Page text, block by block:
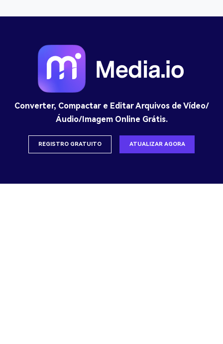
Converter, Compactar e Editar Arquivos de Vídeo/
Áudio/Imagem Online Grátis.
REGISTRO GRATUITO ATUALIZAR AGORA